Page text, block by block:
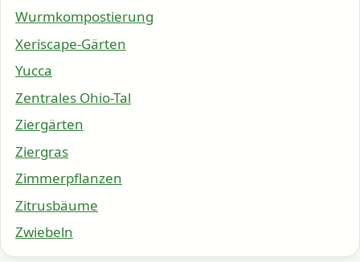
Wurmkompostierung
Xeriscape-Gärten
Yucca
Zentrales Ohio-Tal
Ziergärten
Ziergras
Zimmerpflanzen
Zitrusbäume
Zwiebeln